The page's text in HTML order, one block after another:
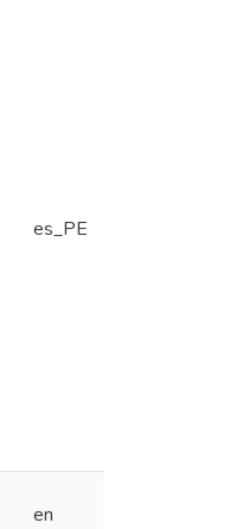
es_PE
en